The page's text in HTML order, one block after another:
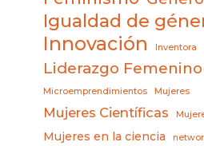
Igualdad de
Innovación Inventora
Liderazgo Femenino
Microemprendimientos Mujeres
Mujeres Científicas
Mujeres en la ciencia